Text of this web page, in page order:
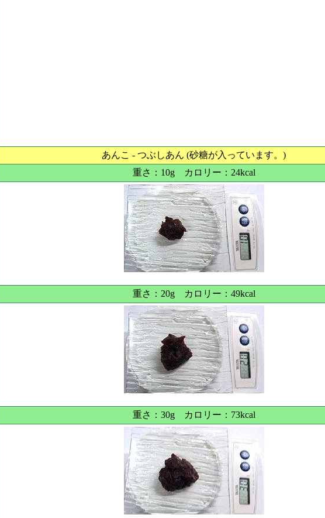
あんこ - つぶしあん (砂糖が入っています。)
重さ：10g カロリー：24kcal
重さ：20g カロリー：49kcal
重さ：30g カロリー：73kcal